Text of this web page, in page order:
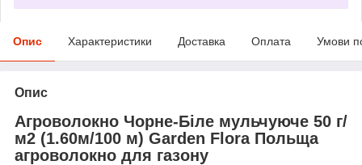
Опис Характеристики Доставка Оплата Умови
Опис
Агроволокно Чорне-Біле мульчуюче 50 г/
м2 (1.60м/100 м) Garden Flora Польща
агроволокно для газону